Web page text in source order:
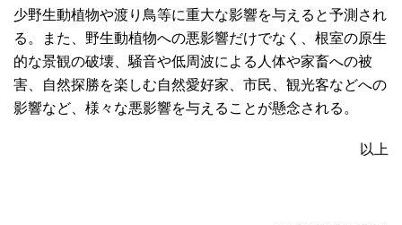
少野生動植物や渡り鳥等に重大な影響を与えると予測され
る。また、野生動植物への悪影響だけでなく、根室の原生
的な景観の破壊、騒音や低周波による人体や家畜への被
害、自然探勝を楽しむ自然愛好家、市民、観光客などへの
影響など、様々な悪影響を与えることが懸念される。
以上